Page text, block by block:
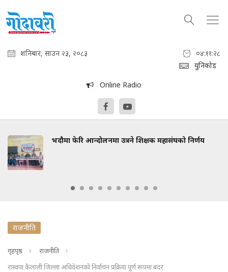
शनिबार, साउन २३, २०८३
०४:११:२८
युनिकोड
Online Radio
भदौमा फेरि आन्दोलनमा उत्रने शिक्षक महासंघको निर्णय
राजनीति
गृहपृष्ठ
राजनीति
रास्वपा कैलाली जिल्ला अधिवेशनको निर्वाचन प्रक्रिया पूर्ण रूपमा बदर